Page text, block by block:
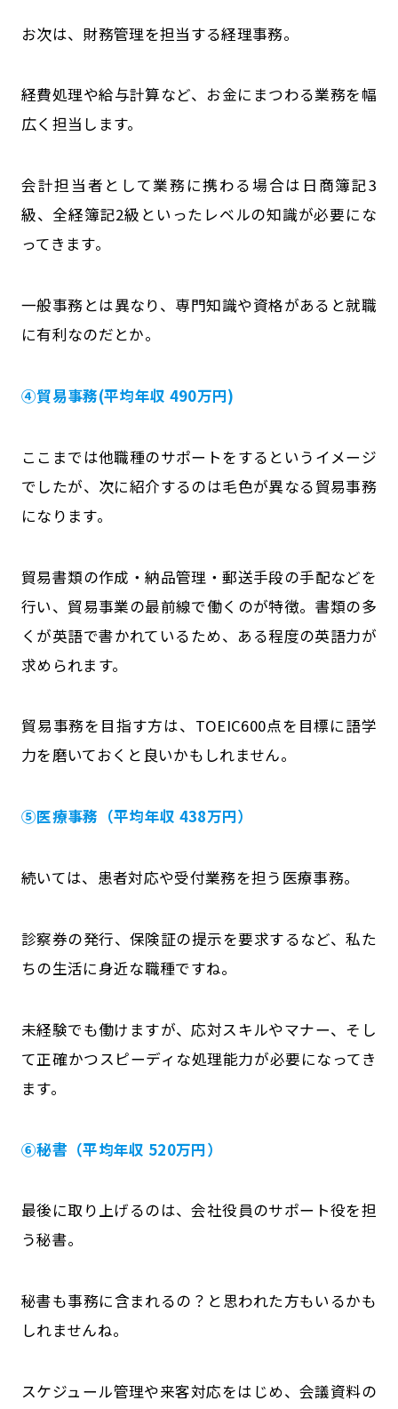
お次は、財務管理を担当する経理事務。
経費処理や給与計算など、お金にまつわる業務を幅
広く担当します。
会計担当者として業務に携わる場合は日商簿記3
級、全経簿記2級といったレベルの知識が必要にな
ってきます。
一般事務とは異なり、専門知識や資格があると就職
に有利なのだとか。
④貿易事務(平均年収 490万円)
ここまでは他職種のサポートをするというイメージ
でしたが、次に紹介するのは毛色が異なる貿易事務
になります。
貿易書類の作成・納品管理・郵送手段の手配などを
行い、貿易事業の最前線で働くのが特徴。書類の多
くが英語で書かれているため、ある程度の英語力が
求められます。
貿易事務を目指す方は、TOEIC600点を目標に語学
力を磨いておくと良いかもしれません。
⑤医療事務（平均年収 438万円）
続いては、患者対応や受付業務を担う医療事務。
診察券の発行、保険証の提示を要求するなど、私た
ちの生活に身近な職種ですね。
未経験でも働けますが、応対スキルやマナー、そし
て正確かつスピーディな処理能力が必要になってき
ます。
⑥秘書（平均年収 520万円）
最後に取り上げるのは、会社役員のサポート役を担
う秘書。
秘書も事務に含まれるの？と思われた方もいるかも
しれませんね。
スケジュール管理や来客対応をはじめ、会議資料の